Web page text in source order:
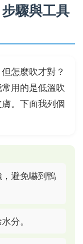
驟與工具
怎麼吹才對？
用的是低溫吹
。下面我列個
避免嚇到鴨
分。